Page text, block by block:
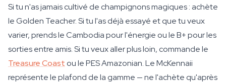
Si tu n'as jamais cultivé de champignons magiques : achète
le Golden Teacher. Si tu l'as déjà essayé et que tu veux
varier, prends le Cambodia pour l'énergie ou le B+ pour les
sorties entre amis. Si tu veux aller plus loin, commande le
Treasure Coast ou le PES Amazonian. Le McKennaii
représente le plafond de la gamme — ne l'achète qu'après